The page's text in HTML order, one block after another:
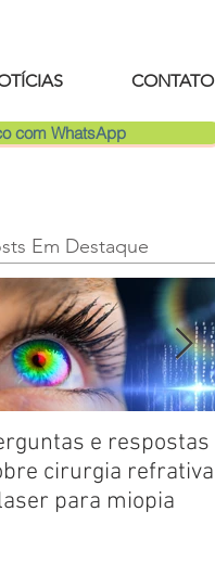
CONTATO
com WhatsApp
Em Destaque
e respostas
cirurgia refrativa
para miopia